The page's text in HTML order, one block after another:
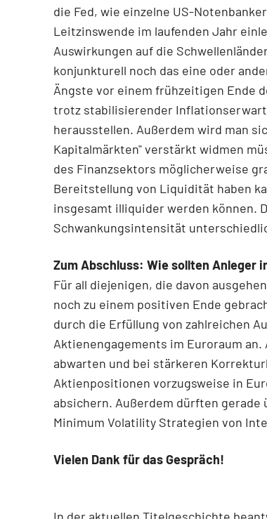
die Fed, wie einzelne US-
Leitzinswende im laufenden Jahr
Auswirkungen auf die
konjunkturell noch das eine oder
Ängste vor einem frühzeitigen Ende
trotz stabilisierender
herausstellen. Außerdem wird man
Kapitalmärkten" verstärkt widmen
des Finanzsektors möglicherweise
Bereitstellung von Liquidität haben
insgesamt illiquider werden können.
Schwankungsintensität
Zum Abschluss: Wie sollten Anleger
Für all diejenigen, die davon
noch zu einem positiven Ende
durch die Erfüllung von zahlreichen
Aktienengagements im Euroraum
abwarten und bei stärkeren
Aktienpositionen vorzugsweise in
absichern. Außerdem dürften gerade
Minimum Volatility Strategien von
Vielen Dank für das Gespräch!
In der aktuellen Titelgeschichte